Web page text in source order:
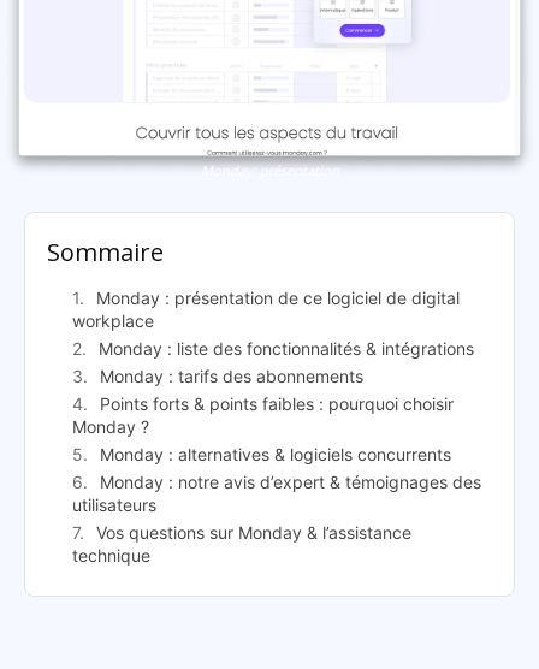
Monday: présentation
Sommaire
Monday : présentation de ce logiciel de digital
workplace
Monday : liste des fonctionnalités & intégrations
Monday : tarifs des abonnements
Points forts & points faibles : pourquoi choisir
Monday ?
Monday : alternatives & logiciels concurrents
Monday : notre avis d’expert & témoignages des
utilisateurs
Vos questions sur Monday & l’assistance
technique